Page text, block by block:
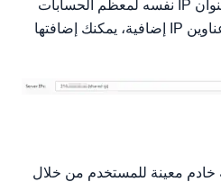
المحتمل أن تستخدم نفس عنوان IP نفسه لمعظم الحسابات
الجديدة. إذا كنت ترغب في عناوين IP إضافية، يمكنك إضافتها
معينة للمستخدم من خلال